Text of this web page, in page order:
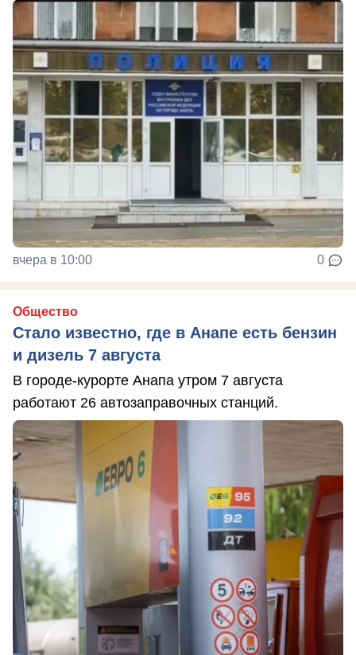
вчера в 10:00 0
Общество
Стало известно, где в Анапе есть бензин
и дизель 7 августа
В городе-курорте Анапа утром 7 августа
работают 26 автозаправочных станций.